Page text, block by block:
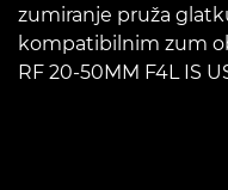
zumiranje pruža
kompatibilnim zum
RF 20-50MM F4L IS